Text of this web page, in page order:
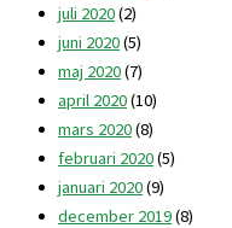
juli 2020(2)
juni 2020(5)
maj 2020(7)
april 2020(10)
mars 2020(8)
februari 2020(5)
januari 2020(9)
december 2019(8)